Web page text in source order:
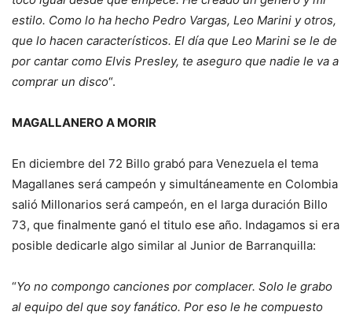
estilo. Como lo ha hecho Pedro Vargas, Leo Marini y otros,
que lo hacen característicos. El día que Leo Marini se le de
por cantar como Elvis Presley, te aseguro que nadie le va a
comprar un disco“.
MAGALLANERO A MORIR
En diciembre del 72 Billo grabó para Venezuela el tema
Magallanes será campeón y simultáneamente en Colombia
salió Millonarios será campeón, en el larga duración Billo
73, que finalmente ganó el titulo ese año. Indagamos si era
posible dedicarle algo similar al Junior de Barranquilla:
“Yo no compongo canciones por complacer. Solo le grabo
al equipo del que soy fanático. Por eso le he compuesto